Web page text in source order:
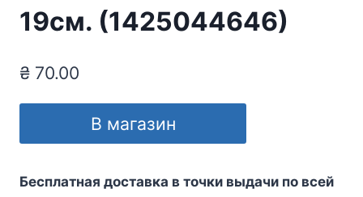
19см. (1425044646)
₴ 70.00
В магазин
Бесплатная доставка в точки выдачи по всей